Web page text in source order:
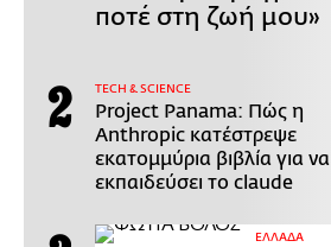
ποτέ στη ζωή μου»
ΤECH & SCIENCE
Project Panama: Πώς η
Anthropic κατέστρεψε
εκατομμύρια βιβλία για να
εκπαιδεύσει το claude
ΕΛΛΑΔΑ